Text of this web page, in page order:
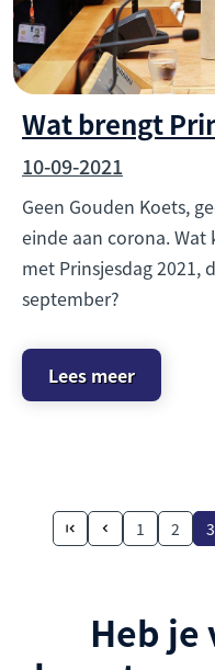
Wat brengt
10-09-2021
Geen Gouden Koets,
einde aan corona.
met Prinsjesdag 2021,
september?
Lees meer
1 2 3
Heb je